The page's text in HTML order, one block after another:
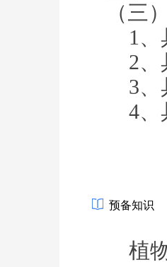
（三
1、
2、
3、
4、
预备知识
植物